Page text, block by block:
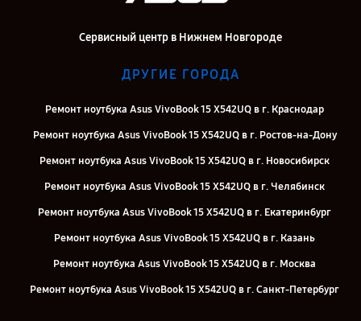
Сервисный центр в Нижнем Новгороде
ДРУГИЕ ГОРОДА
Ремонт ноутбука Asus VivoBook 15 X542UQ в г. Краснодар
Ремонт ноутбука Asus VivoBook 15 X542UQ в г. Ростов-на-Дону
Ремонт ноутбука Asus VivoBook 15 X542UQ в г. Новосибирск
Ремонт ноутбука Asus VivoBook 15 X542UQ в г. Челябинск
Ремонт ноутбука Asus VivoBook 15 X542UQ в г. Екатеринбург
Ремонт ноутбука Asus VivoBook 15 X542UQ в г. Казань
Ремонт ноутбука Asus VivoBook 15 X542UQ в г. Москва
Ремонт ноутбука Asus VivoBook 15 X542UQ в г. Санкт-Петербург